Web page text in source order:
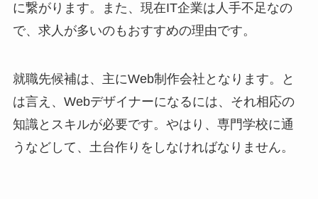
に繋がります。また、現在IT企業は人手不足なの
で、求人が多いのもおすすめの理由です。
就職先候補は、主にWeb制作会社となります。と
は言え、Webデザイナーになるには、それ相応の
知識とスキルが必要です。やはり、専門学校に通
うなどして、土台作りをしなければなりません。